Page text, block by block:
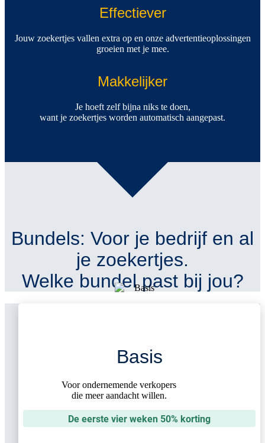
Effectiever
Jouw zoekertjes vallen extra op en onze advertentieoplossingen
groeien met je mee.
Makkelijker
Je hoeft zelf bijna niks te doen,
want je zoekertjes worden automatisch aangepast.
Bundels: Voor je bedrijf en al
je zoekertjes.
Welke bundel past bij jou?
Basis
Voor ondernemende verkopers
die meer aandacht willen.
De eerste vier weken 50% korting